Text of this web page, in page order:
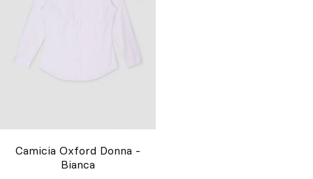
Camicia Oxford Donna -
Bianca